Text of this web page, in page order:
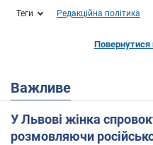
Теги Редакційна політика
Повернутися
Важливе
У Львові жінка
розмовляючи